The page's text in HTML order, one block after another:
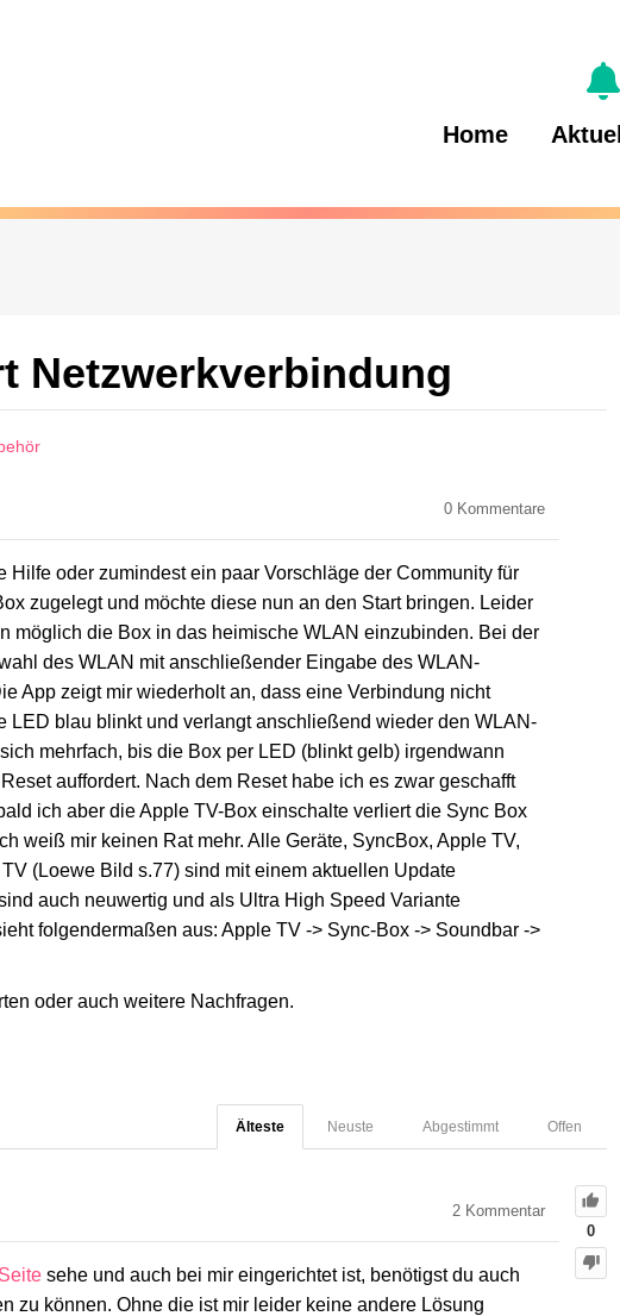
Home
Netzwerkverbindung
0 Kommentare
Hilfe oder zumindest ein paar Vorschläge der Community für
zugelegt und möchte diese nun an den Start bringen. Leider
möglich die Box in das heimische WLAN einzubinden. Bei der
des WLAN mit anschließender Eingabe des WLAN-
App zeigt mir wiederholt an, dass eine Verbindung nicht
LED blau blinkt und verlangt anschließend wieder den WLAN-
mehrfach, bis die Box per LED (blinkt gelb) irgendwann
auffordert. Nach dem Reset habe ich es zwar geschafft
ich aber die Apple TV-Box einschalte verliert die Sync Box
weiß mir keinen Rat mehr. Alle Geräte, SyncBox, Apple TV,
(Loewe Bild s.77) sind mit einem aktuellen Update
auch neuwertig und als Ultra High Speed Variante
folgendermaßen aus: Apple TV -> Sync-Box -> Soundbar ->
oder auch weitere Nachfragen.
Offen
Abgestimmt
Neuste
Älteste
0
2 Kommentar
Seite sehe und auch bei mir eingerichtet ist, benötigst du auch
zu können. Ohne die ist mir leider keine andere Lösung